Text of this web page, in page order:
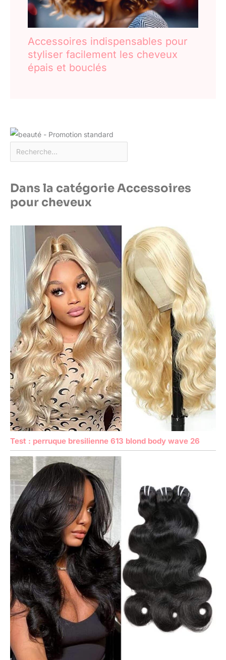
Accessoires indispensables pour
styliser facilement les cheveux
épais et bouclés
Dans la catégorie Accessoires
pour cheveux
Test : perruque bresilienne 613 blond body wave 26